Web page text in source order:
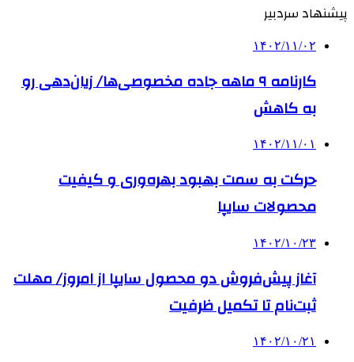
پیشنهاد سردبیر
۱۴۰۲/۱۱/۰۲
کارنامه ۹ ماهه جاده مخصوصی‌ها/ زیان‌دهی رو
به کاهش
۱۴۰۲/۱۱/۰۱
حرکت به سمت بهبود بهره‌وری و کیفیت
محصولات سایپا
۱۴۰۲/۱۰/۲۳
آغاز پیش‌فروش دو محصول سایپا از امروز/ مهلت
ثبت‌نام تا تکمیل ظرفیت
۱۴۰۲/۱۰/۲۱